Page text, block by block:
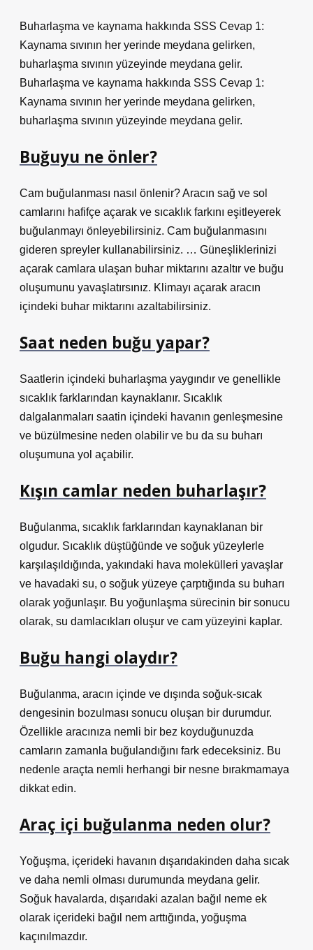
Buharlaşma ve kaynama hakkında SSS Cevap 1:
Kaynama sıvının her yerinde meydana gelirken,
buharlaşma sıvının yüzeyinde meydana gelir.
Buharlaşma ve kaynama hakkında SSS Cevap 1:
Kaynama sıvının her yerinde meydana gelirken,
buharlaşma sıvının yüzeyinde meydana gelir.
Buğuyu ne önler?
Cam buğulanması nasıl önlenir? Aracın sağ ve sol
camlarını hafifçe açarak ve sıcaklık farkını eşitleyerek
buğulanmayı önleyebilirsiniz. Cam buğulanmasını
gideren spreyler kullanabilirsiniz. … Güneşliklerinizi
açarak camlara ulaşan buhar miktarını azaltır ve buğu
oluşumunu yavaşlatırsınız. Klimayı açarak aracın
içindeki buhar miktarını azaltabilirsiniz.
Saat neden buğu yapar?
Saatlerin içindeki buharlaşma yaygındır ve genellikle
sıcaklık farklarından kaynaklanır. Sıcaklık
dalgalanmaları saatin içindeki havanın genleşmesine
ve büzülmesine neden olabilir ve bu da su buharı
oluşumuna yol açabilir.
Kışın camlar neden buharlaşır?
Buğulanma, sıcaklık farklarından kaynaklanan bir
olgudur. Sıcaklık düştüğünde ve soğuk yüzeylerle
karşılaşıldığında, yakındaki hava molekülleri yavaşlar
ve havadaki su, o soğuk yüzeye çarptığında su buharı
olarak yoğunlaşır. Bu yoğunlaşma sürecinin bir sonucu
olarak, su damlacıkları oluşur ve cam yüzeyini kaplar.
Buğu hangi olaydır?
Buğulanma, aracın içinde ve dışında soğuk-sıcak
dengesinin bozulması sonucu oluşan bir durumdur.
Özellikle aracınıza nemli bir bez koyduğunuzda
camların zamanla buğulandığını fark edeceksiniz. Bu
nedenle araçta nemli herhangi bir nesne bırakmamaya
dikkat edin.
Araç içi buğulanma neden olur?
Yoğuşma, içerideki havanın dışarıdakinden daha sıcak
ve daha nemli olması durumunda meydana gelir.
Soğuk havalarda, dışarıdaki azalan bağıl neme ek
olarak içerideki bağıl nem arttığında, yoğuşma
kaçınılmazdır.